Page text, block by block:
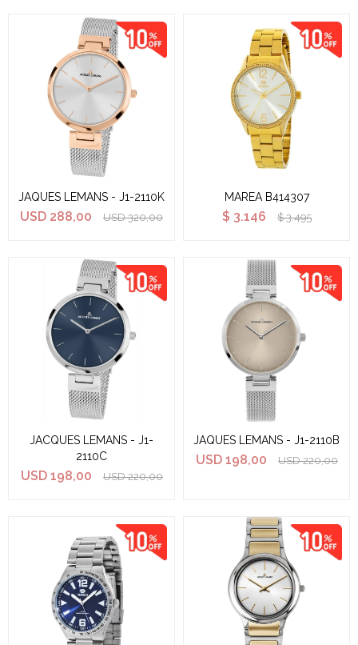
JAQUES LEMANS - J1-2110K
USD 288,00 USD 320,00
MAREA B414307
$ 3.146 $ 3.495
JACQUES LEMANS - J1-
2110C
USD 198,00 USD 220,00
JAQUES LEMANS - J1-2110B
USD 198,00 USD 220,00